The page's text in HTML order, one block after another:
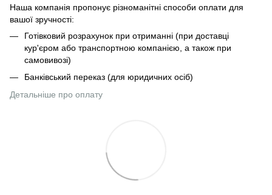
Наша компанія пропонує різноманітні способи оплати для
вашої зручності:
Готівковий розрахунок при отриманні (при доставці
кур'єром або транспортною компанією, а також при
самовивозі)
Банківський переказ (для юридичних осіб)
Детальніше про оплату